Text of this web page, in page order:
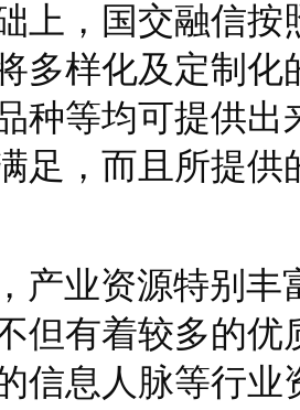
上，国交融信
多样化及定制化
种等均可提供出
足，而且所提供
产业资源特别丰
但有着较多的优
信息人脉等行业